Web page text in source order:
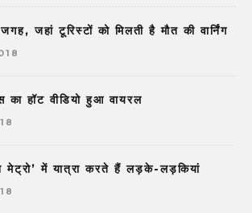
जहां टूरिस्टों को मिलती है मौत की वार्निंग
हॉट वीडियो हुआ वायरल
मेट्रो’ में यात्रा करते हैं लड़के-लड़कियां